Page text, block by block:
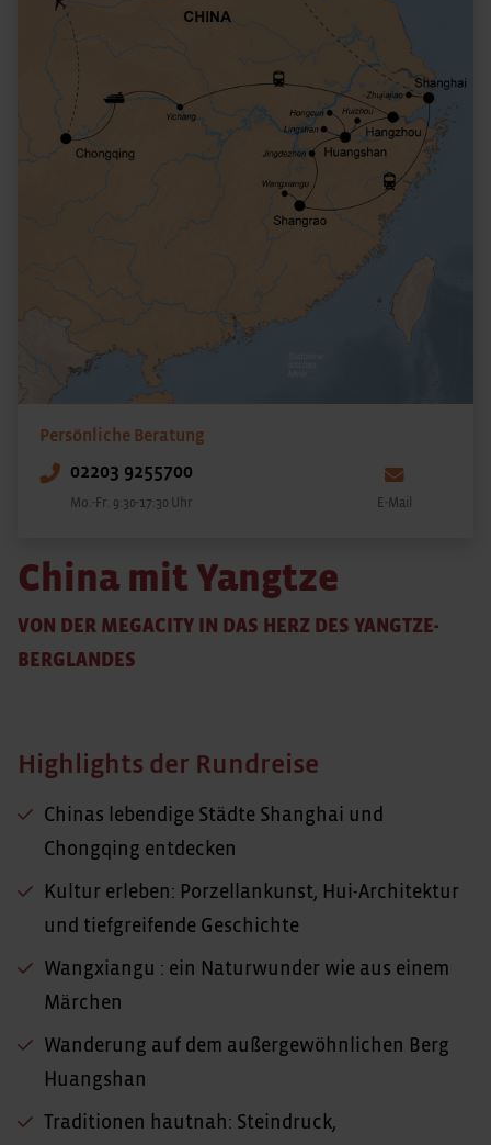
Persönliche Beratung
02203 9255700
Mo.-Fr. 9:30-17:30 Uhr E-Mail
China mit Yangtze
VON DER MEGACITY IN DAS HERZ DES YANGTZE-
BERGLANDES
Highlights der Rundreise
Chinas lebendige Städte Shanghai und
Chongqing entdecken
Kultur erleben: Porzellankunst, Hui-Architektur
und tiefgreifende Geschichte
Wangxiangu : ein Naturwunder wie aus einem
Märchen
Wanderung auf dem außergewöhnlichen Berg
Huangshan
Traditionen hautnah: Steindruck,